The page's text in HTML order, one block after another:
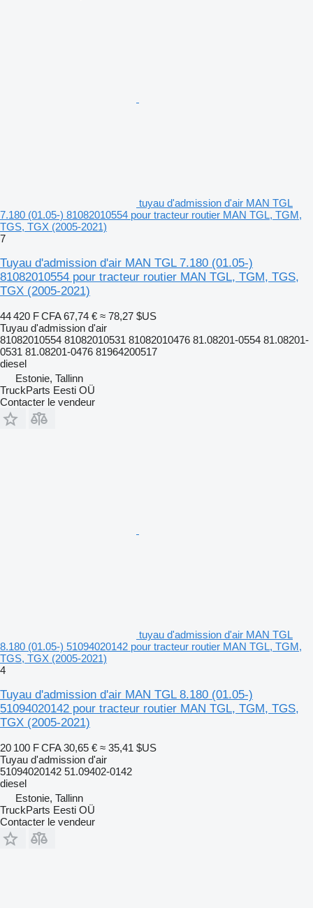
tuyau d'admission d'air MAN TGL
7.180 (01.05-) 81082010554 pour tracteur routier MAN TGL, TGM,
TGS, TGX (2005-2021)
7
Tuyau d'admission d'air MAN TGL 7.180 (01.05-)
81082010554 pour tracteur routier MAN TGL, TGM, TGS,
TGX (2005-2021)
44 420 F CFA 67,74 € ≈ 78,27 $US
Tuyau d'admission d'air
81082010554 81082010531 81082010476 81.08201-0554 81.08201-
0531 81.08201-0476 81964200517
diesel
Estonie, Tallinn
TruckParts Eesti OÜ
Contacter le vendeur
tuyau d'admission d'air MAN TGL
8.180 (01.05-) 51094020142 pour tracteur routier MAN TGL, TGM,
TGS, TGX (2005-2021)
4
Tuyau d'admission d'air MAN TGL 8.180 (01.05-)
51094020142 pour tracteur routier MAN TGL, TGM, TGS,
TGX (2005-2021)
20 100 F CFA 30,65 € ≈ 35,41 $US
Tuyau d'admission d'air
51094020142 51.09402-0142
diesel
Estonie, Tallinn
TruckParts Eesti OÜ
Contacter le vendeur